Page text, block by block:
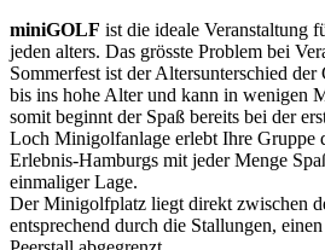
miniGOLF ist die ideale Veranstaltung
jeden alters. Das grösste Problem bei
Sommerfest ist der Altersunterschied
bis ins hohe Alter und kann in wenigen
somit beginnt der Spaß bereits bei der
Loch Minigolfanlage erlebt Ihre Gruppe
Erlebnis-Hamburgs mit jeder Menge
einmaliger Lage.
Der Minigolfplatz liegt direkt zwischen
entsprechend durch die Stallungen,